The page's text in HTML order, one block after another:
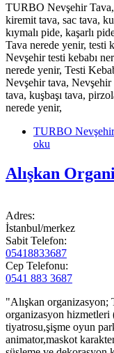
TURBO Nevşehir Tava,
kiremit tava, sac tava,
kıymalı pide, kaşarlı
Tava nerede yenir, testi
Nevşehir testi kebabı
nerede yenir, Testi
Nevşehir tava, Nevşehir
tava, kuşbaşı tava,
nerede yenir,
TURBO Nevşehir
oku
Alışkan
Adres:
İstanbul/merkez
Sabit Telefon:
05418833687
Cep Telefonu:
0541 883 3687
"Alışkan
organizasyon
tiyatrosu,şişme oyun
animator,maskot